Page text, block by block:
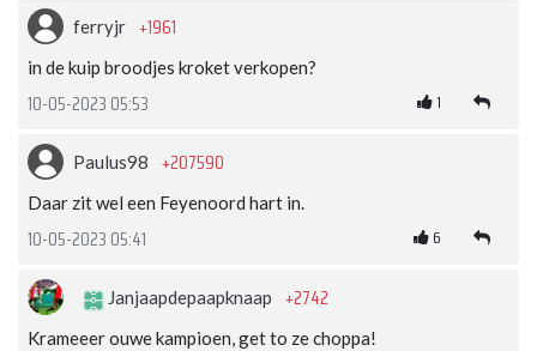
ferryjr +1961
in de kuip broodjes kroket verkopen?
10-05-2023 05:53 1
Paulus98 +207590
Daar zit wel een Feyenoord hart in.
10-05-2023 05:41 6
Janjaapdepaapknaap +2742
Krameeer ouwe kampioen, get to ze choppa!